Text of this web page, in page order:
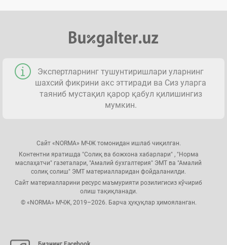
Экспертларнинг тушунтиришлари уларнинг
шахсий фикрини акс эттиради ва Сиз уларга
таяниб мустақил қарор қабул қилишингиз
мумкин.
Сайт «NORMA» МЧЖ томонидан ишлаб чиқилган.
Контентни яратишда "Солиқ ва божхона хабарлари" , "Норма
маслаҳатчи" газеталари, "Амалий бухгалтерия" ЭМТ ва "Амалий
солиқ солиш" ЭМТ материалларидан фойдаланилди.
Сайт материалларини ресурс маъмурияти розилигисиз кўчириб
олиш тақиқланади.
© «NORMA» МЧЖ, 2019–2026. Барча ҳуқуқлар ҳимояланган.